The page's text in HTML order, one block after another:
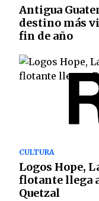
Antigua
destino más
fin de año
CULTURA
Logos Hope,
flotante llega
Quetzal